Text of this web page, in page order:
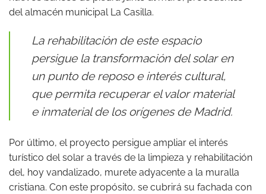
del almacén municipal La Casilla.
La rehabilitación de este espacio
persigue la transformación del solar en
un punto de reposo e interés cultural,
que permita recuperar el valor material
e inmaterial de los orígenes de Madrid.
Por último, el proyecto persigue ampliar el interés
turístico del solar a través de la limpieza y rehabilitación
del, hoy vandalizado, murete adyacente a la muralla
cristiana. Con este propósito, se cubrirá su fachada con